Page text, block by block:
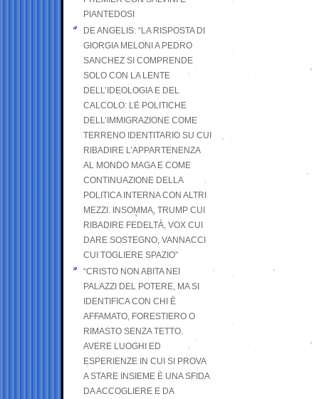
PIANTEDOSI
DE ANGELIS: “LA RISPOSTA DI
GIORGIA MELONI A PEDRO
SANCHEZ SI COMPRENDE
SOLO CON LA LENTE
DELL’IDEOLOGIA E DEL
CALCOLO: LE POLITICHE
DELL’IMMIGRAZIONE COME
TERRENO IDENTITARIO SU CUI
RIBADIRE L’APPARTENENZA
AL MONDO MAGA E COME
CONTINUAZIONE DELLA
POLITICA INTERNA CON ALTRI
MEZZI. INSOMMA, TRUMP CUI
RIBADIRE FEDELTÀ, VOX CUI
DARE SOSTEGNO, VANNACCI
CUI TOGLIERE SPAZIO”
“CRISTO NON ABITA NEI
PALAZZI DEL POTERE, MA SI
IDENTIFICA CON CHI È
AFFAMATO, FORESTIERO O
RIMASTO SENZA TETTO.
AVERE LUOGHI ED
ESPERIENZE IN CUI SI PROVA
A STARE INSIEME È UNA SFIDA
DA ACCOGLIERE E DA